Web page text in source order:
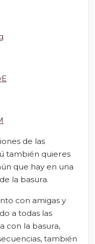
de las
también quieres
que hay en una
la basura.
con amigas y
a todas las
con la basura,
también